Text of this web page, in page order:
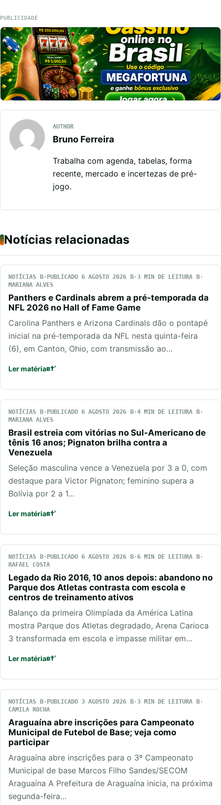
PUBLICIDADE
AUTHOR
Bruno Ferreira
Trabalha com agenda, tabelas, forma
recente, mercado e incertezas de pré-
jogo.
Notícias relacionadas
NOTÍCIAS PUBLICADO 6 AGOSTO 2026
3 MIN DE LEITURA
MARIANA ALVES
Panthers e Cardinals abrem a pré-temporada da
NFL 2026 no Hall of Fame Game
Carolina Panthers e Arizona Cardinals dão o pontapé
inicial na pré-temporada da NFL nesta quinta-feira
(6), em Canton, Ohio, com transmissão ao…
Ler matéria
NOTÍCIAS PUBLICADO 6 AGOSTO 2026
4 MIN DE LEITURA
MARIANA ALVES
Brasil estreia com vitórias no Sul-Americano de
tênis 16 anos; Pignaton brilha contra a
Venezuela
Seleção masculina vence a Venezuela por 3 a 0, com
destaque para Victor Pignaton; feminino supera a
Bolívia por 2 a 1…
Ler matéria
NOTÍCIAS PUBLICADO 6 AGOSTO 2026
6 MIN DE LEITURA
RAFAEL COSTA
Legado da Rio 2016, 10 anos depois: abandono no
Parque dos Atletas contrasta com escola e
centros de treinamento ativos
Balanço da primeira Olimpíada da América Latina
mostra Parque dos Atletas degradado, Arena Carioca
3 transformada em escola e impasse militar em…
Ler matéria
NOTÍCIAS PUBLICADO 3 AGOSTO 2026
3 MIN DE LEITURA
CAMILA ROCHA
Araguaína abre inscrições para Campeonato
Municipal de Futebol de Base; veja como
participar
Araguaína abre inscrições para o 3º Campeonato
Municipal de base Marcos Filho Sandes/SECOM
Araguaína A Prefeitura de Araguaína inicia, na próxima
segunda-feira…